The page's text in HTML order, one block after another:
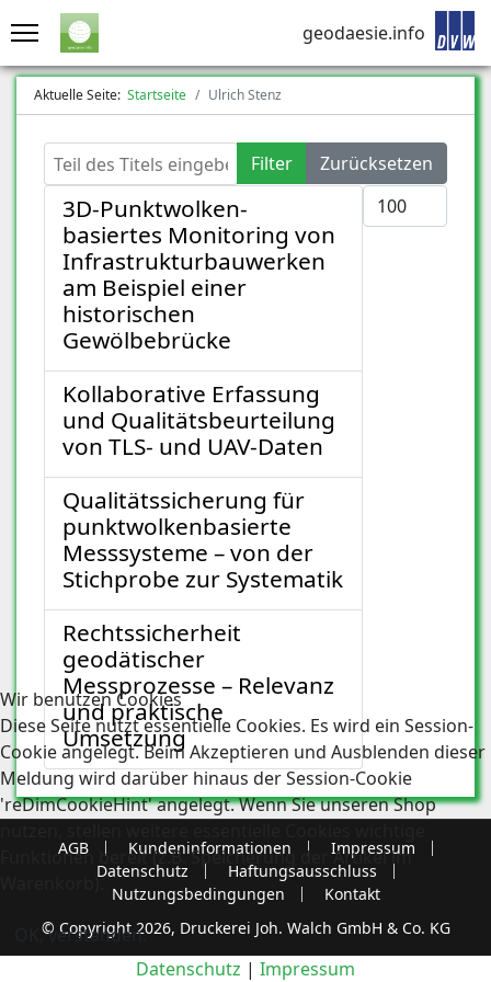
geodaesie.info
Aktuelle Seite: Startseite Ulrich Stenz
Teil des Titels eingeben Filter
Zurücksetzen
Anzeige #
3D-Punktwolken-
basiertes Monitoring von
Infrastrukturbauwerken
am Beispiel einer
historischen
Gewölbebrücke
Kollaborative Erfassung
und Qualitätsbeurteilung
von TLS- und UAV‐Daten
Qualitätssicherung für
punktwolkenbasierte
Messsysteme – von der
Stichprobe zur Systematik
Rechtssicherheit
geodätischer
Messprozesse – Relevanz
und praktische
Umsetzung
AGB Kundeninformationen
Impressum
Datenschutz
Haftungsausschluss
Nutzungsbedingungen
Kontakt
© Copyright 2026, Druckerei Joh. Walch GmbH & Co. KG
Wir benutzen Cookies
Diese Seite nutzt essentielle Cookies. Es wird ein Session-
Cookie angelegt. Beim Akzeptieren und Ausblenden dieser
Meldung wird darüber hinaus der Session-Cookie
'reDimCookieHint' angelegt. Wenn Sie unseren Shop
Funktionen bereit (z.B. Speicherung der Artikel im
Warenkorb).
OK, verstanden.
Datenschutz | Impressum